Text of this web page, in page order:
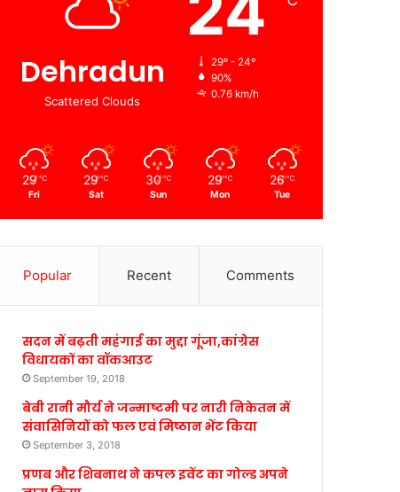
Dehradun
Scattered Clouds
29º - 24º
90%
0.76 km/h
29 ℃
Fri
29 ℃
Sat
30 ℃
Sun
29 ℃
Mon
26 ℃
Tue
Popular Recent Comments
सदन में बढ़ती महंगाई का मुद्दा गूंजा,कांग्रेस
विधायकों का वॉकआउट
September 19, 2018
बेबी रानी मौर्य ने जन्माष्टमी पर नारी निकेतन में
संवासिनियों को फल एवं मिष्ठान भेंट किया
September 3, 2018
प्रणब और शिबनाथ ने कपल इवेंट का गोल्ड अपने